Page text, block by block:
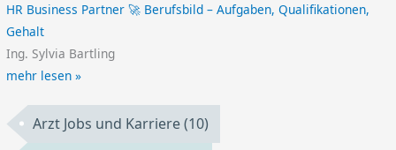
HR Business Partner 🚀 Berufsbild – Aufgaben, Qualifikationen,
Gehalt
Ing. Sylvia Bartling
mehr lesen »
Arzt Jobs und Karriere(10)